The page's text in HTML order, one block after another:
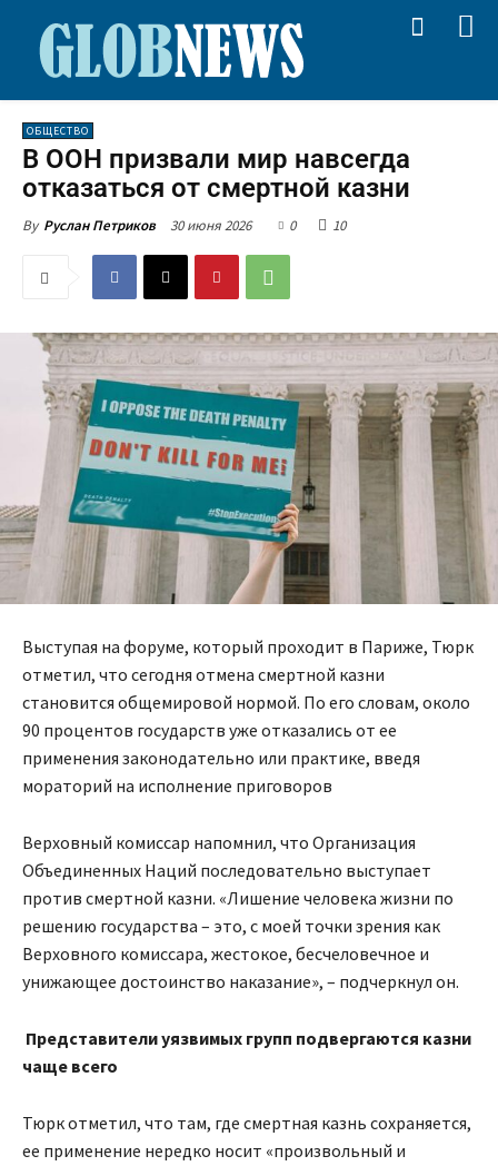
ОБЩЕСТВО
В ООН призвали мир навсегда
отказаться от смертной казни
By Руслан Петриков 30 июня 2026 0 10
Выступая на форуме, который проходит в Париже, Тюрк
отметил, что сегодня отмена смертной казни
становится общемировой нормой. По его словам, около
90 процентов государств уже отказались от ее
применения законодательно или практике, введя
мораторий на исполнение приговоров
Верховный комиссар напомнил, что Организация
Объединенных Наций последовательно выступает
против смертной казни. «Лишение человека жизни по
решению государства – это, с моей точки зрения как
Верховного комиссара, жестокое, бесчеловечное и
унижающее достоинство наказание», – подчеркнул он.
Представители уязвимых групп подвергаются казни
чаще всего
Тюрк отметил, что там, где смертная казнь сохраняется,
ее применение нередко носит «произвольный и